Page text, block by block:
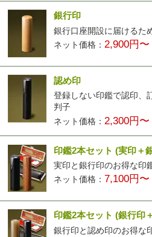
銀行印
銀行口座開設に届けるた
ネット価格： 2,900円〜
認め印
登録しない印鑑で認印、
判子
ネット価格： 2,300円〜
印鑑2本セット(実印＋
実印と銀行印のお得な印
ネット価格： 7,100円〜
印鑑2本セット(銀行印
銀行印と認め印のお得な